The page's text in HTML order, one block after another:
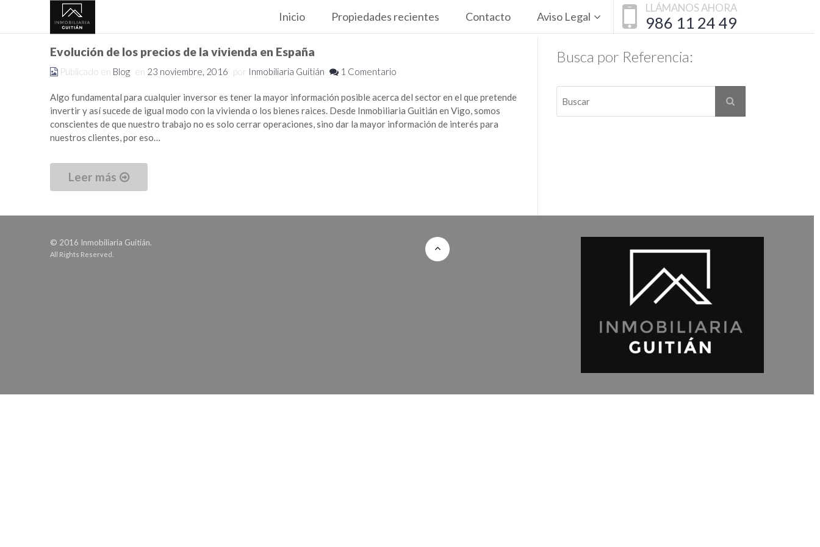
LLÁMANOS AHORA
986 11 24 49
Inicio Propiedades recientes Contacto Aviso Legal
Evolución de los precios de la vivienda en España
Publicado en Blog en 23 noviembre, 2016 por Inmobiliaria Guitián 1 Comentario
Algo fundamental para cualquier inversor es tener la mayor información posible acerca del sector en el que pretende
invertir y así sucede de igual modo con la vivienda o los bienes raices. Desde Inmobiliaria Guitián en Vigo, somos
conscientes de que nuestro trabajo no es solo cerrar operaciones, sino dar la mayor información de interés para
nuestros clientes, por eso…
Leer más
Busca por Referencia:
© 2016 Inmobiliaria Guitián.
All Rights Reserved.